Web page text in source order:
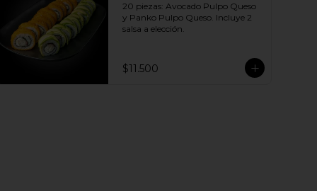
20 piezas: Avocado Pulpo Queso
y Panko Pulpo Queso. Incluye 2
salsa a elección.
$11.500